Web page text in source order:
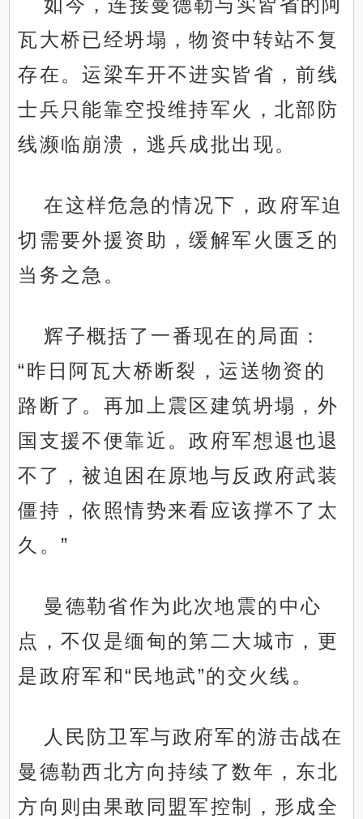
如今，连接曼德勒与实皆省的阿
瓦大桥已经坍塌，物资中转站不复
存在。运梁车开不进实皆省，前线
士兵只能靠空投维持军火，北部防
线濒临崩溃，逃兵成批出现。
在这样危急的情况下，政府军迫
切需要外援资助，缓解军火匮乏的
当务之急。
辉子概括了一番现在的局面：
“昨日阿瓦大桥断裂，运送物资的
路断了。再加上震区建筑坍塌，外
国支援不便靠近。政府军想退也退
不了，被迫困在原地与反政府武装
僵持，依照情势来看应该撑不了太
久。”
曼德勒省作为此次地震的中心
点，不仅是缅甸的第二大城市，更
是政府军和“民地武”的交火线。
人民防卫军与政府军的游击战在
曼德勒西北方向持续了数年，东北
方向则由果敢同盟军控制，形成全